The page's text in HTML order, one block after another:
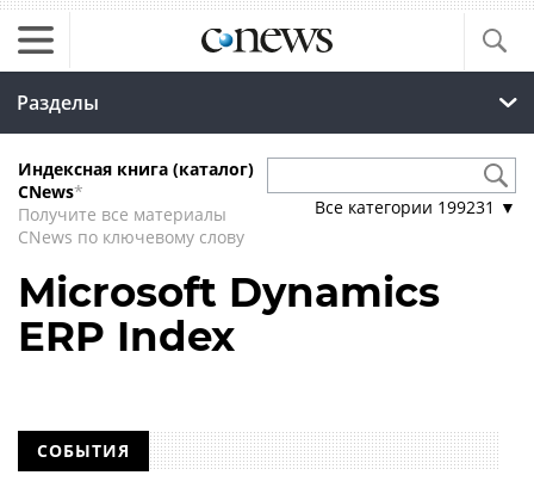
Разделы
Индексная книга (каталог)
CNews*
Получите все материалы
CNews по ключевому слову
Все категории 199231 ▼
Microsoft Dynamics
ERP Index
СОБЫТИЯ